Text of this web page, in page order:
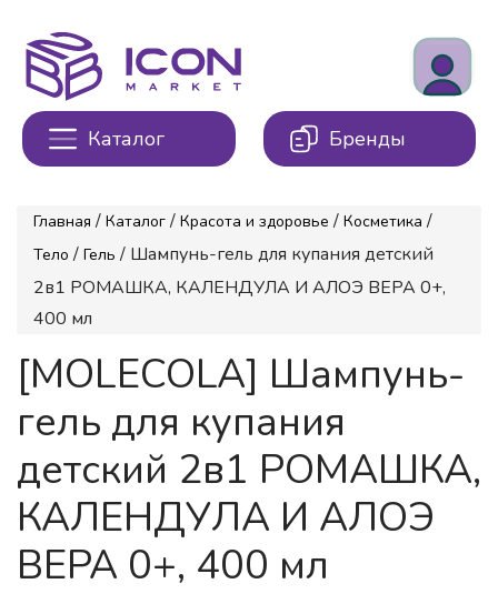
Каталог Бренды
Главная / Каталог / Красота и здоровье / Косметика /
Тело / Гель / Шампунь-гель для купания детский
2в1 РОМАШКА, КАЛЕНДУЛА И АЛОЭ ВЕРА 0+,
400 мл
[MOLECOLA] Шампунь-
гель для купания
детский 2в1 РОМАШКА,
КАЛЕНДУЛА И АЛОЭ
ВЕРА 0+, 400 мл